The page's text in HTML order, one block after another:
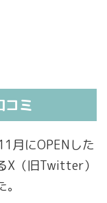
ミ
月にOPENした
X（旧Twitter）